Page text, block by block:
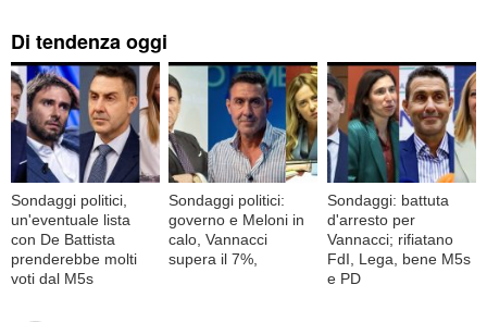
Di tendenza oggi
Sondaggi politici,
un'eventuale lista
con De Battista
prenderebbe molti
voti dal M5s
Sondaggi politici:
governo e Meloni in
calo, Vannacci
supera il 7%,
Sondaggi: battuta
d'arresto per
Vannacci; rifiatano
FdI, Lega, bene M5s
e PD